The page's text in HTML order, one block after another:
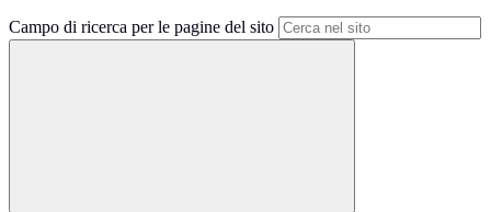
Campo di ricerca per le pagine del sito